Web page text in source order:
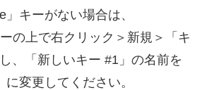
キーがない場合は、
ーの上で右クリック＞新規＞「キ
、「新しいキー #1」の名前を
に変更してください。